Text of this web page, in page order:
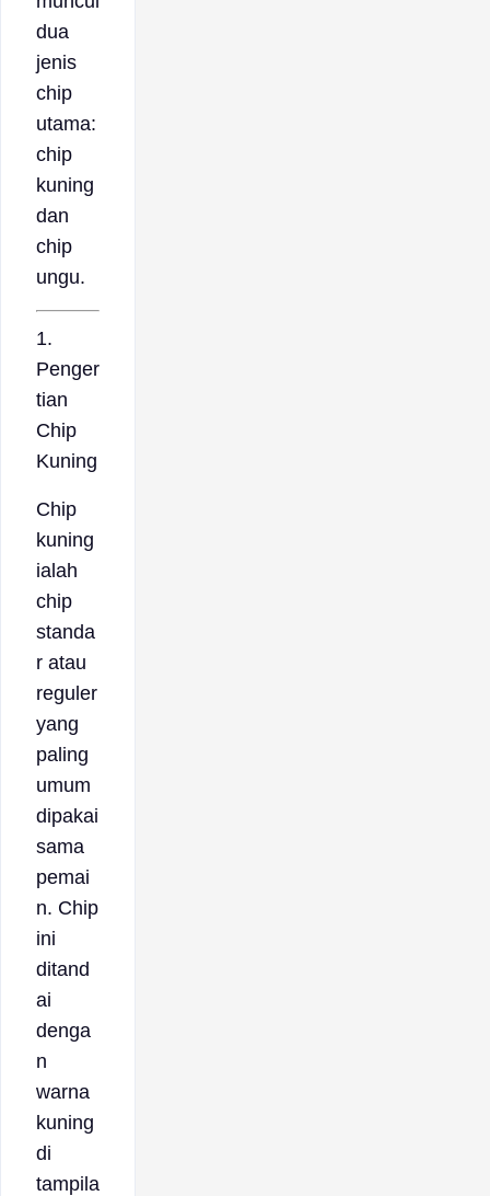
dua
jenis
chip
utama:
chip
kuning
dan
chip
ungu.
1.
Penger
tian
Chip
Kuning
Chip
kuning
ialah
chip
standa
r atau
reguler
yang
paling
umum
dipakai
sama
pemai
n. Chip
ini
ditand
ai
denga
n
warna
kuning
di
tampila